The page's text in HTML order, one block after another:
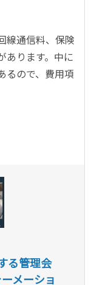
線通信料、保険
あります。中に
るので、費用項
る管理会
メーショ